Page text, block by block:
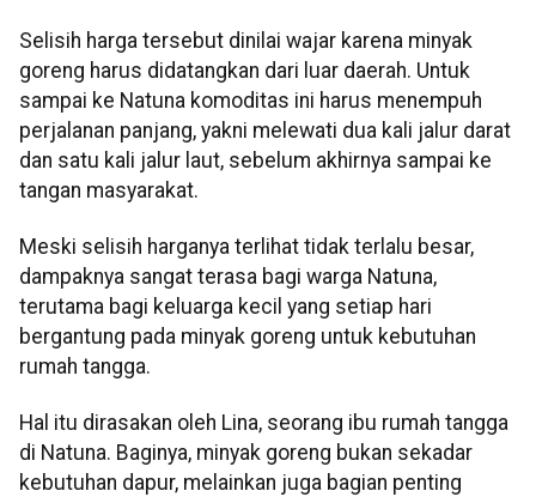
Selisih harga tersebut dinilai wajar karena minyak
goreng harus didatangkan dari luar daerah. Untuk
sampai ke Natuna komoditas ini harus menempuh
perjalanan panjang, yakni melewati dua kali jalur darat
dan satu kali jalur laut, sebelum akhirnya sampai ke
tangan masyarakat.
Meski selisih harganya terlihat tidak terlalu besar,
dampaknya sangat terasa bagi warga Natuna,
terutama bagi keluarga kecil yang setiap hari
bergantung pada minyak goreng untuk kebutuhan
rumah tangga.
Hal itu dirasakan oleh Lina, seorang ibu rumah tangga
di Natuna. Baginya, minyak goreng bukan sekadar
kebutuhan dapur, melainkan juga bagian penting